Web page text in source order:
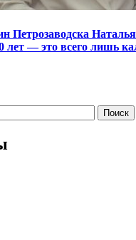
Петрозаводска
лет — это всего лишь